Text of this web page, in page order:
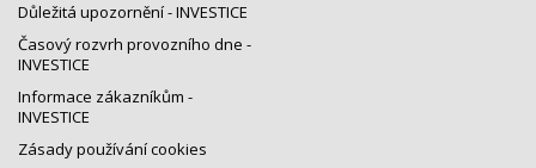
Důležitá upozornění - INVESTICE
Časový rozvrh provozního dne -
INVESTICE
Informace zákazníkům -
INVESTICE
Zásady používání cookies